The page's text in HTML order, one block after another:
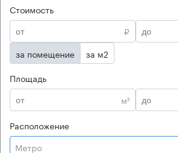
Стоимость
₽
за помещение
за м2
Площадь
м²
Расположение
Метро